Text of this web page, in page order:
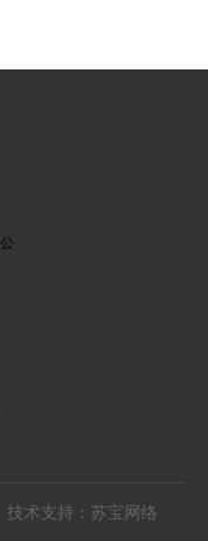
技术支持：苏宝网络